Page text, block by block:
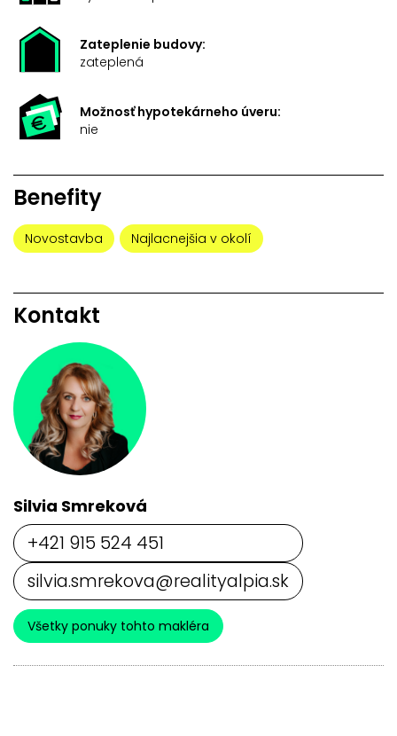
Zateplenie budovy:
zateplená
Možnosť hypotekárneho úveru:
nie
Benefity
Novostavba Najlacnejšia v okolí
Kontakt
Silvia Smreková
+421 915 524 451
silvia.smrekova@realityalpia.sk
Všetky ponuky tohto makléra